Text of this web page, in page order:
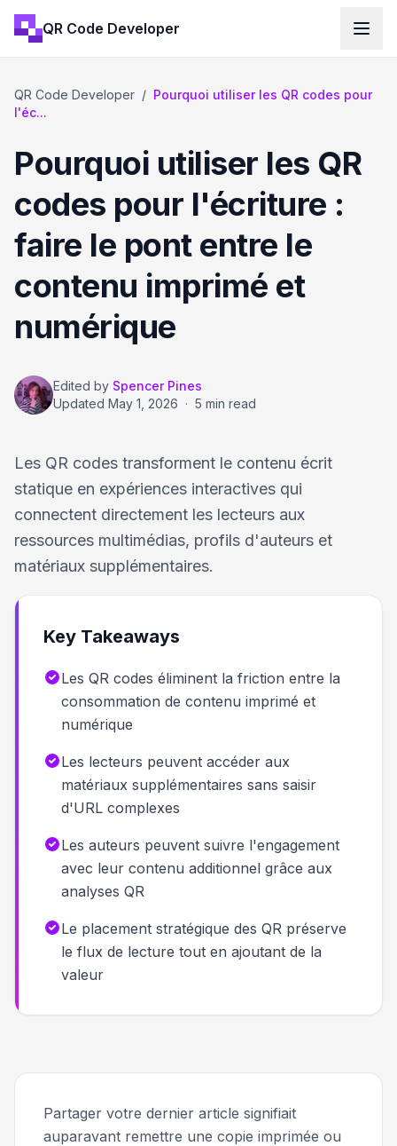
QR Code Developer
QR Code Developer / Pourquoi utiliser les QR codes pour
l'éc...
Pourquoi utiliser les QR
codes pour l'écriture :
faire le pont entre le
contenu imprimé et
numérique
Edited by Spencer Pines
Updated May 1, 2026 · 5 min read
Les QR codes transforment le contenu écrit
statique en expériences interactives qui
connectent directement les lecteurs aux
ressources multimédias, profils d'auteurs et
matériaux supplémentaires.
Key Takeaways
Les QR codes éliminent la friction entre la
consommation de contenu imprimé et
numérique
Les lecteurs peuvent accéder aux
matériaux supplémentaires sans saisir
d'URL complexes
Les auteurs peuvent suivre l'engagement
avec leur contenu additionnel grâce aux
analyses QR
Le placement stratégique des QR préserve
le flux de lecture tout en ajoutant de la
valeur
Partager votre dernier article signifiait
auparavant remettre une copie imprimée ou